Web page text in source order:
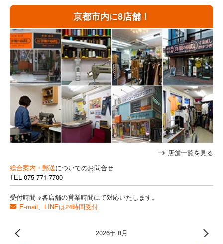
京都市内に8店舗！
店舗一覧を見る
総合案内・郵送についてのお問合せ
TEL 075-771-7700
受付時間 ※各店舗の営業時間にて対応いたします。
E-mail、LINEは24時間受付
2026年 8月